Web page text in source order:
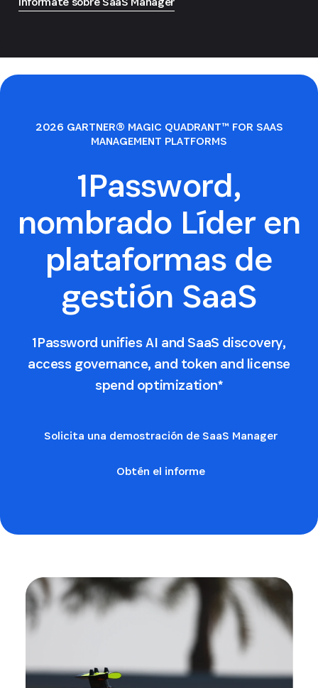
2026 GARTNER® MAGIC QUADRANT™ FOR SAAS
MANAGEMENT PLATFORMS
1Password,
nombrado Líder en
plataformas de
gestión SaaS
1Password unifies AI and SaaS discovery,
access governance, and token and license
spend optimization*
Solicita una demostración de SaaS Manager
Obtén el informe